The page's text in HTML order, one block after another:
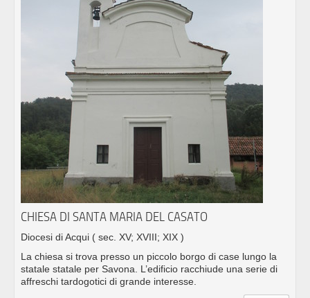
CHIESA DI SANTA MARIA DEL CASATO
Diocesi di Acqui ( sec. XV; XVIII; XIX )
La chiesa si trova presso un piccolo borgo di case lungo la
statale statale per Savona. L’edificio racchiude una serie di
affreschi tardogotici di grande interesse.